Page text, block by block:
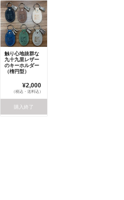
触り心地抜群な
九十九里レザー
のキーホルダー
（楕円型）
¥2,000
（税込・送料込）
購入終了